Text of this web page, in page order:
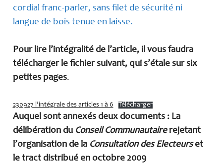
cordial franc-parler, sans filet de sécurité ni
langue de bois tenue en laisse.
Pour lire l’intégralité de l’article, il vous faudra
télécharger le fichier suivant, qui s’étale sur six
petites pages.
230927 l’intégrale des articles 1 à 6 Télécharger
Auquel sont annexés deux documents : La
délibération du Conseil Communautairerejetant
l’organisation de la Consultation des Electeurset
le tract distribué en octobre 2009